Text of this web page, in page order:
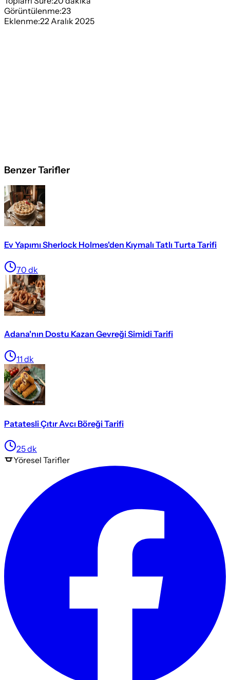
Görüntülenme:23
Eklenme:22 Aralık 2025
Benzer Tarifler
Ev Yapımı Sherlock Holmes'den Kıymalı Tatlı Turta Tarifi
70 dk
Adana'nın Dostu Kazan Gevreği Simidi Tarifi
11 dk
Patatesli Çıtır Avcı Böreği Tarifi
25dk
Yöresel Tarifler